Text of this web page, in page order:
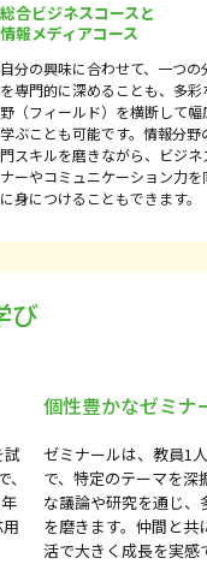
総合ビジネスコースと
情報メディアコース
自分の興味に合わせて、一つの
を専門的に深めることも、多彩
野（フィールド）を横断して幅
学ぶことも可能です。情報分野
門スキルを磨きながら、ビジネ
ナーやコミュニケーション力を
に身につけることもできます。
び
試
個性豊かなゼミナ
ゼミナールは、教員1
で、特定のテーマを深
な議論や研究を通じ
を磨きます。仲間と
活で大きく成長を実感